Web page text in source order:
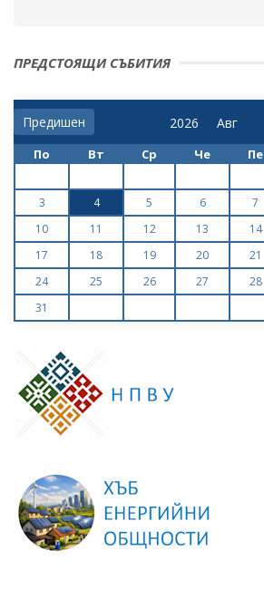
ПРЕДСТОЯЩИ СЪБИТИЯ
Предишен
По Вт Ср Че Пе
3
4 5 6 7
10
11 12 13 14
17
18 19 20 21
24
25 26 27 28
31